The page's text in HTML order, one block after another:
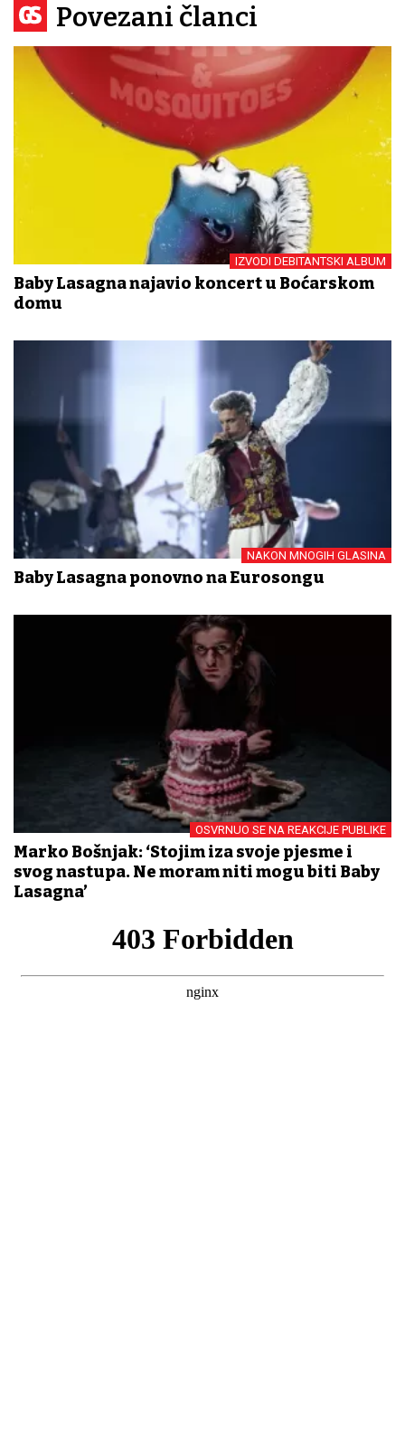
Povezani članci
IZVODI DEBITANTSKI ALBUM
Baby Lasagna najavio koncert u Boćarskom
domu
NAKON MNOGIH GLASINA
Baby Lasagna ponovno na Eurosongu
OSVRNUO SE NA REAKCIJE PUBLIKE
Marko Bošnjak: ‘Stojim iza svoje pjesme i
svog nastupa. Ne moram niti mogu biti Baby
Lasagna’